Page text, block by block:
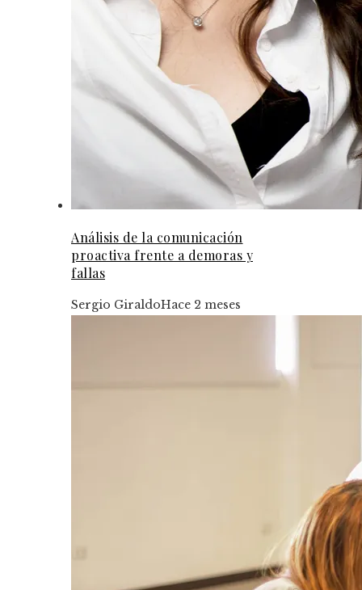
Análisis de la comunicación
proactiva frente a demoras y
fallas
Sergio GiraldoHace 2 meses